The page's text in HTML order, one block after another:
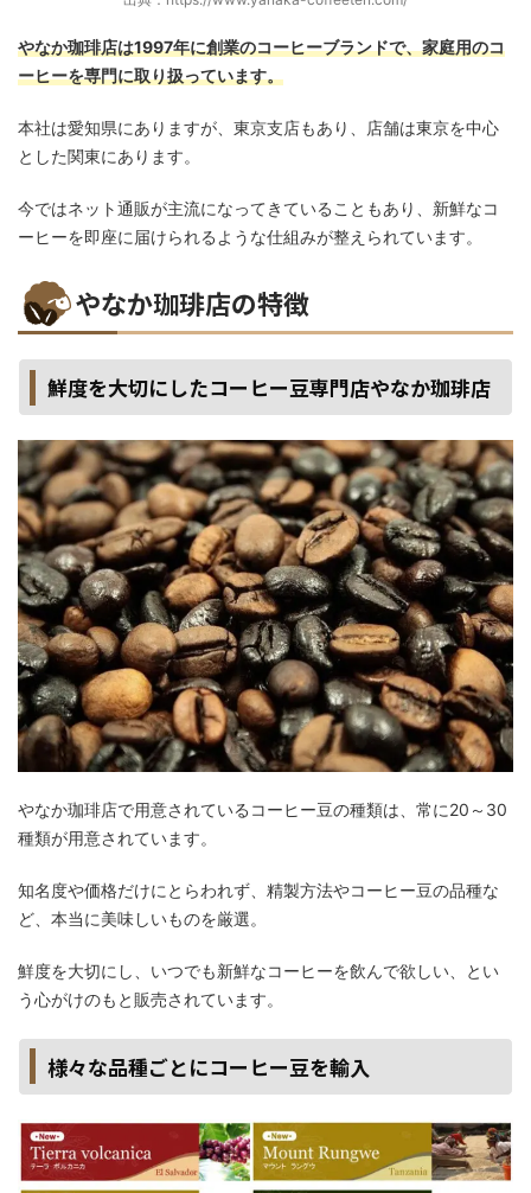
やなか珈琲店は1997年に創業のコーヒーブランドで、家庭用のコ
ーヒーを専門に取り扱っています。
本社は愛知県にありますが、東京支店もあり、店舗は東京を中心
とした関東にあります。
今ではネット通販が主流になってきていることもあり、新鮮なコ
ーヒーを即座に届けられるような仕組みが整えられています。
やなか珈琲店の特徴
鮮度を大切にしたコーヒー豆専門店やなか珈琲店
やなか珈琲店で用意されているコーヒー豆の種類は、常に20～30
種類が用意されています。
知名度や価格だけにとらわれず、精製方法やコーヒー豆の品種な
ど、本当に美味しいものを厳選。
鮮度を大切にし、いつでも新鮮なコーヒーを飲んで欲しい、とい
う心がけのもと販売されています。
様々な品種ごとにコーヒー豆を輸入